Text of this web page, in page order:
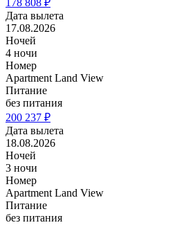
Дата вылета
17.08.2026
Ночей
4 ночи
Номер
Apartment Land View
Питание
без питания
200 237 ₽
Дата вылета
18.08.2026
Ночей
3 ночи
Номер
Apartment Land View
Питание
без питания